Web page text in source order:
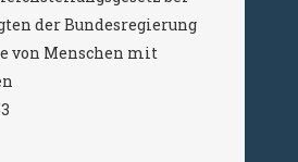
der Bundesregierung
von Menschen mit